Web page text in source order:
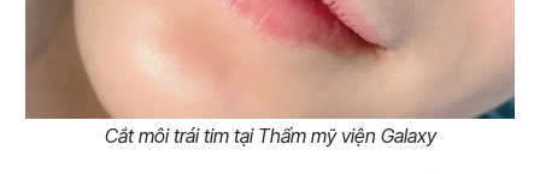
Cắt môi trái tim tại Thẩm mỹ viện Galaxy